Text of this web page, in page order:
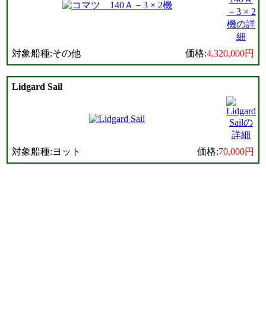
対象船種:その他 価格:4,320,000円
Lidgard Sail
対象船種:ヨット 価格:70,000円